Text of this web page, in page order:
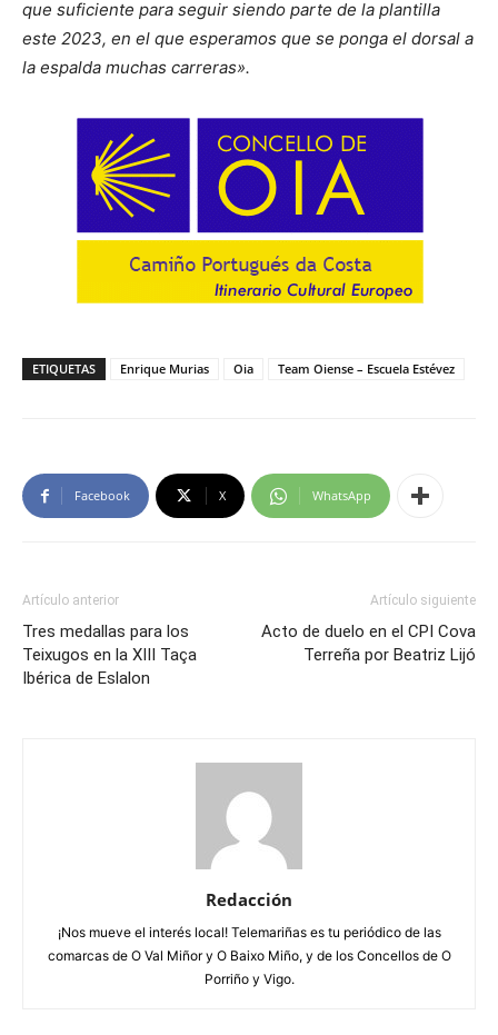
que suficiente para seguir siendo parte de la plantilla
este 2023, en el que esperamos que se ponga el dorsal a
la espalda muchas carreras».
ETIQUETAS Enrique Murias Oia Team Oiense – Escuela Estévez
Facebook X WhatsApp
Artículo anterior
Tres medallas para los
Teixugos en la XIII Taça
Ibérica de Eslalon
Artículo siguiente
Acto de duelo en el CPI Cova
Terreña por Beatriz Lijó
Redacción
¡Nos mueve el interés local! Telemariñas es tu periódico de las
comarcas de O Val Miñor y O Baixo Miño, y de los Concellos de O
Porriño y Vigo.